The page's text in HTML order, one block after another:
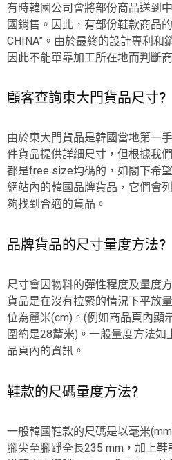
有時韓國公司會將部份商品送到
國銷售。因此，有部份鞋款商品
CHINA”。由於最終的設計專利和
因此不能單靠加工所在地而判斷
顧客查詢東大門貨品尺寸?
由於東大門貨品是韓國當地第一
件貨品提供詳細尺寸，但根據我
都是free size均碼的，如閣下希
網站內的韓國品牌貨品，它們會
夠找到合適的貨品。
品牌貨品的尺寸量度方法?
尺寸會因物料的彈性程度及量度
貨品是在沒有拉緊的情況下平放
位為釐米(cm)。(例如商品頁內顯
圍約是28釐米)。一般量度方法
品頁內的資訊。
鞋款的尺碼量度方法?
一般韓國鞋款的尺碼是以毫米
腳尖至腳踭全長235 mm，加上